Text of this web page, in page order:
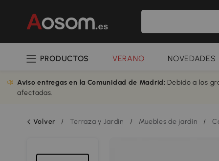
PRODUCTOS VERANO NOVEDADES
Aviso entregas en la Comunidad de Madrid: Debido a los
afectadas.
Volver / Terraza y Jardín / Muebles de jardín /